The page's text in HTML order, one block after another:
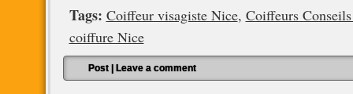
Tags: Coiffeur visagiste Nice, Coiffeurs
coiffure Nice
Post Leave a comment